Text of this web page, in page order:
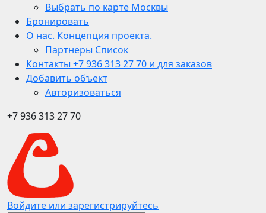
Выбрать по карте Москвы
Бронировать
О нас. Концепция проекта.
Партнеры Список
Контакты +7 936 313 27 70 и для заказов
Добавить объект
Авторизоваться
+7 936 313 27 70
Войдите или зарегистрируйтесь